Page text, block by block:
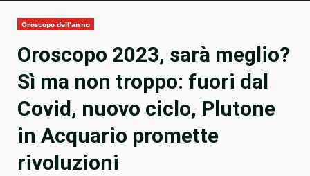
Oroscopo dell'anno
Oroscopo 2023, sarà meglio?
Sì ma non troppo: fuori dal
Covid, nuovo ciclo, Plutone
in Acquario promette
rivoluzioni